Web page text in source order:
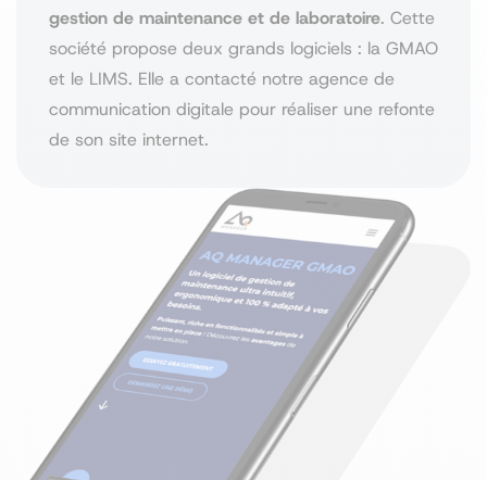
gestion de maintenance et de laboratoire. Cette
société propose deux grands logiciels : la GMAO
et le LIMS. Elle a contacté notre agence de
communication digitale pour réaliser une refonte
de son site internet.